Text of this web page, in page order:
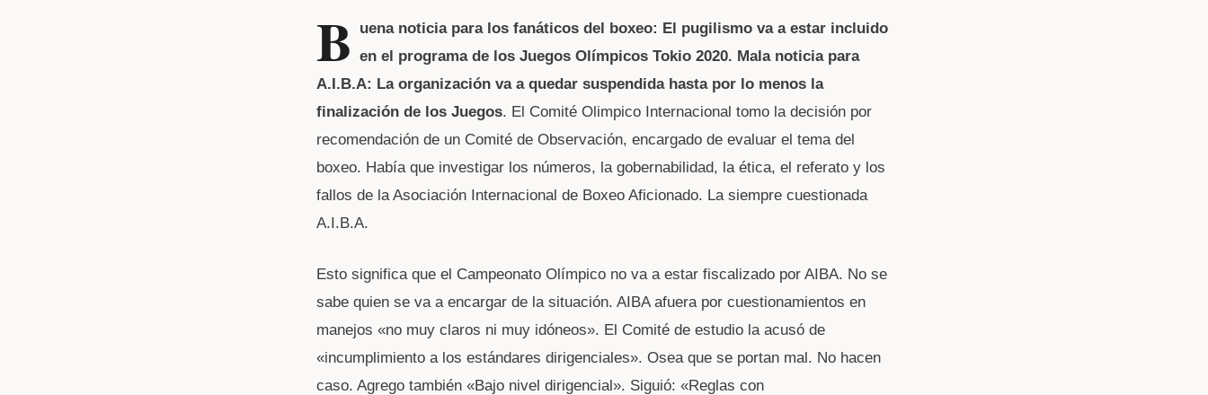
c
e
b
o
o
k
at
s
A
p
p
B
uena noticia para los fanáticos del boxeo: El pugilismo va a estar incluido
en el programa de los Juegos Olímpicos Tokio 2020. Mala noticia para
A.I.B.A: La organización va a quedar suspendida hasta por lo menos la
finalización de los Juegos. El Comité Olimpico Internacional tomo la decisión por
recomendación de un Comité de Observación, encargado de evaluar el tema del
boxeo. Había que investigar los números, la gobernabilidad, la ética, el referato y los
fallos de la Asociación Internacional de Boxeo Aficionado. La siempre cuestionada
A.I.B.A.
Esto significa que el Campeonato Olímpico no va a estar fiscalizado por AIBA. No se
sabe quien se va a encargar de la situación. AIBA afuera por cuestionamientos en
manejos «no muy claros ni muy idóneos». El Comité de estudio la acusó de
«incumplimiento a los estándares dirigenciales». Osea que se portan mal. No hacen
caso. Agrego también «Bajo nivel dirigencial». Siguió: «Reglas con